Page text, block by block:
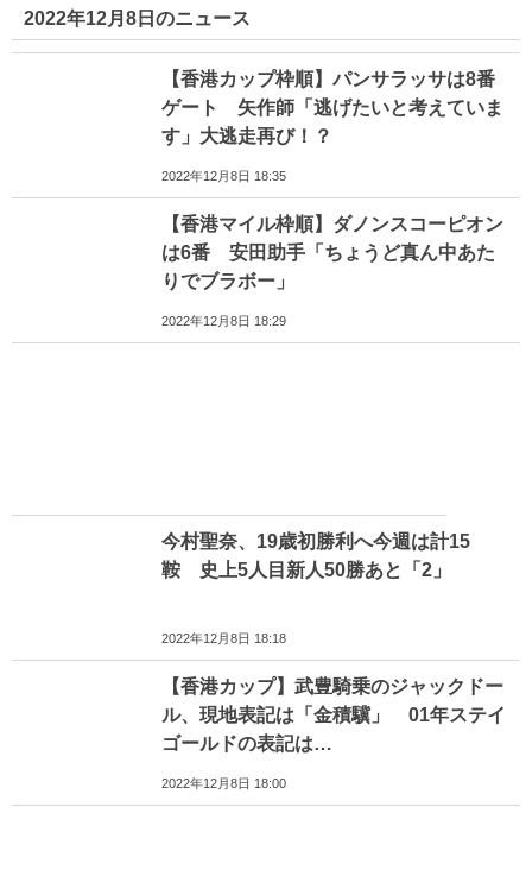
2022年12月8日のニュース
【香港カップ枠順】パンサラッサは8番
ゲート 矢作師「逃げたいと考えていま
す」大逃走再び！？
2022年12月8日 18:35
【香港マイル枠順】ダノンスコーピオン
は6番 安田助手「ちょうど真ん中あた
りでブラボー」
2022年12月8日 18:29
今村聖奈、19歳初勝利へ今週は計15
鞍 史上5人目新人50勝あと「2」
2022年12月8日 18:18
【香港カップ】武豊騎乗のジャックドー
ル、現地表記は「金積驥」 01年ステイ
ゴールドの表記は…
2022年12月8日 18:00